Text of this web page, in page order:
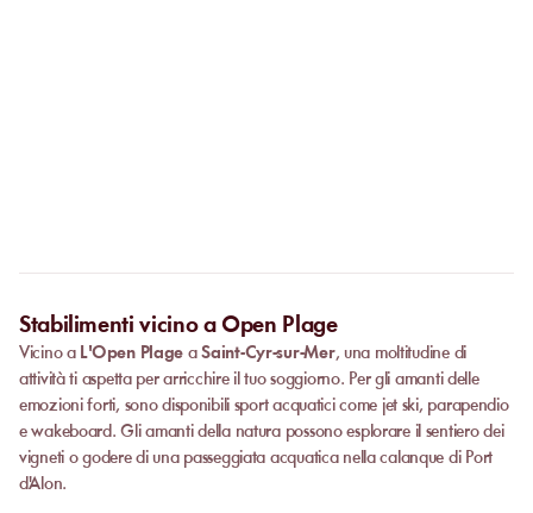
Stabilimenti vicino a Open Plage
Vicino a L'Open Plage aSaint-Cyr-sur-Mer, una moltitudine di
attività ti aspetta per arricchire il tuo soggiorno. Per gli amanti delle
emozioni forti, sono disponibili sport acquatici come jet ski, parapendio
e wakeboard. Gli amanti della natura possono esplorare il sentiero dei
vigneti o godere di una passeggiata acquatica nella calanque di Port
d'Alon.